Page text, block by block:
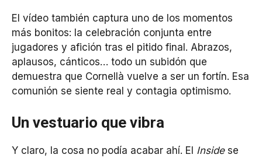
El vídeo también captura uno de los momentos
más bonitos: la celebración conjunta entre
jugadores y afición tras el pitido final. Abrazos,
aplausos, cánticos… todo un subidón que
demuestra que Cornellà vuelve a ser un fortín. Esa
comunión se siente real y contagia optimismo.
Un vestuario que vibra
Y claro, la cosa no podía acabar ahí. El Insidese